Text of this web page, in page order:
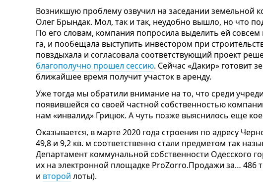
Возникшую проблему озвучил на заседании земельной
Олег Брындак. Мол, так и так, неудобно вышло, но что
По его словам, компания попросила выделить ей совсем
га, и пообещала выступить инвестором при
повздыхала и согласовала соответствующий проект
благополучно прошел сессию. Сейчас «Дакир» готовит
ближайшее время получит участок в аренду.
Уже тогда мы обратили внимание на то, что среди
появившейся со своей частной собственностью
нам «инвалид» Грицюк. А чуть позже выяснилось еще
Оказывается, в марте 2020 года строения по адресу
49,8 и 9,2 кв. м соответственно стали предметом так
Департамент коммунальной собственности Одесского
их на электронной площадке ProZorro.Продажи за… 486
и второй лоты).